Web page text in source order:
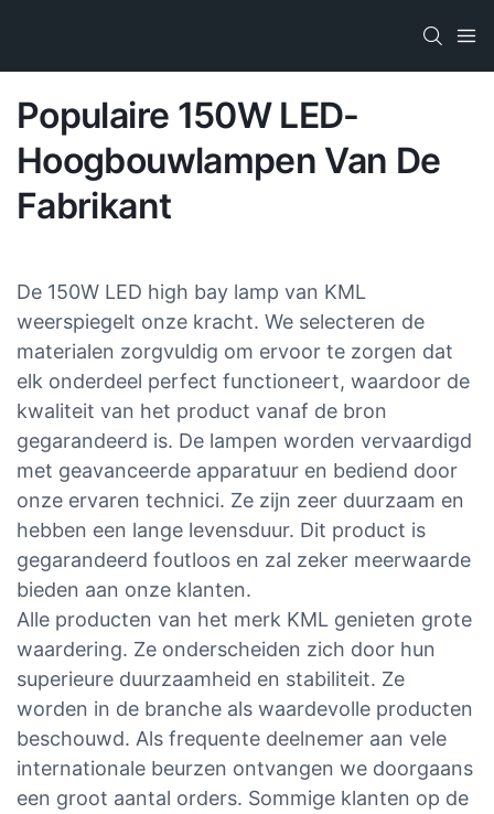
Populaire 150W LED-
Hoogbouwlampen Van De
Fabrikant
De 150W LED high bay lamp van KML
weerspiegelt onze kracht. We selecteren de
materialen zorgvuldig om ervoor te zorgen dat
elk onderdeel perfect functioneert, waardoor de
kwaliteit van het product vanaf de bron
gegarandeerd is. De lampen worden vervaardigd
met geavanceerde apparatuur en bediend door
onze ervaren technici. Ze zijn zeer duurzaam en
hebben een lange levensduur. Dit product is
gegarandeerd foutloos en zal zeker meerwaarde
bieden aan onze klanten.
Alle producten van het merk KML genieten grote
waardering. Ze onderscheiden zich door hun
superieure duurzaamheid en stabiliteit. Ze
worden in de branche als waardevolle producten
beschouwd. Als frequente deelnemer aan vele
internationale beurzen ontvangen we doorgaans
een groot aantal orders. Sommige klanten op de